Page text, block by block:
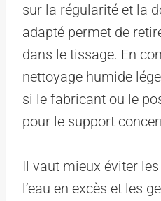
sur la régularité et la
adapté permet de
dans le tissage. En
nettoyage humide
si le fabricant ou le
pour le support
Il vaut mieux éviter
l’eau en excès et les